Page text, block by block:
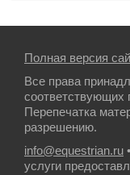
Полная версия
Все права
соответствующих
Перепечатка
разрешению.
info@equestrian.ru •
услуги